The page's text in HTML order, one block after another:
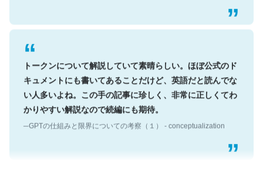
トークンについて解説していて素晴らしい。ほぼ公式のド
キュメントにも書いてあることだけど、英語だと読んでな
い人多いよね。この手の記事に珍しく、非常に正しくてわ
かりやすい解説なので続編にも期待。
─GPTの仕組みと限界についての考察（１） - conceptualization